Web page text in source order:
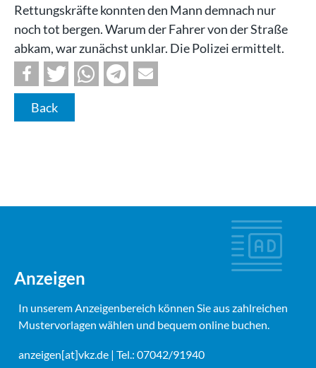
Rettungskräfte konnten den Mann demnach nur
noch tot bergen. Warum der Fahrer von der Straße
abkam, war zunächst unklar. Die Polizei ermittelt.
Back
Anzeigen
In unserem Anzeigenbereich können Sie aus zahlreichen
Mustervorlagen wählen und bequem online buchen.
anzeigen[at]vkz.de | Tel.: 07042/91940